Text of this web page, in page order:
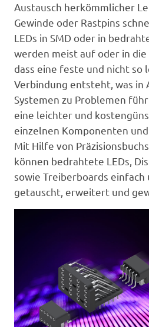
Austausch herkömmlicher
Gewinde oder Rastpins
LEDs in SMD oder in
werden meist auf oder in
dass eine feste und nicht so
Verbindung entsteht, was in
Systemen zu Problemen
eine leichter und
einzelnen Komponenten
Mit Hilfe von
können bedrahtete LEDs,
sowie Treiberboards
getauscht, erweitert und